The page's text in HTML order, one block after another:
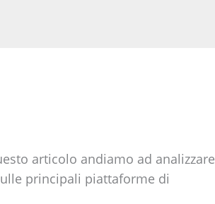
articolo andiamo ad analizzare
principali piattaforme di